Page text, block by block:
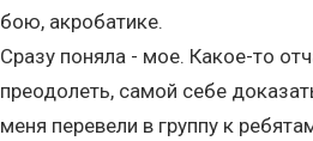
бою, акробатике.
Сразу поняла - мое. Какое-то
преодолеть, самой себе
меня перевели в группу к